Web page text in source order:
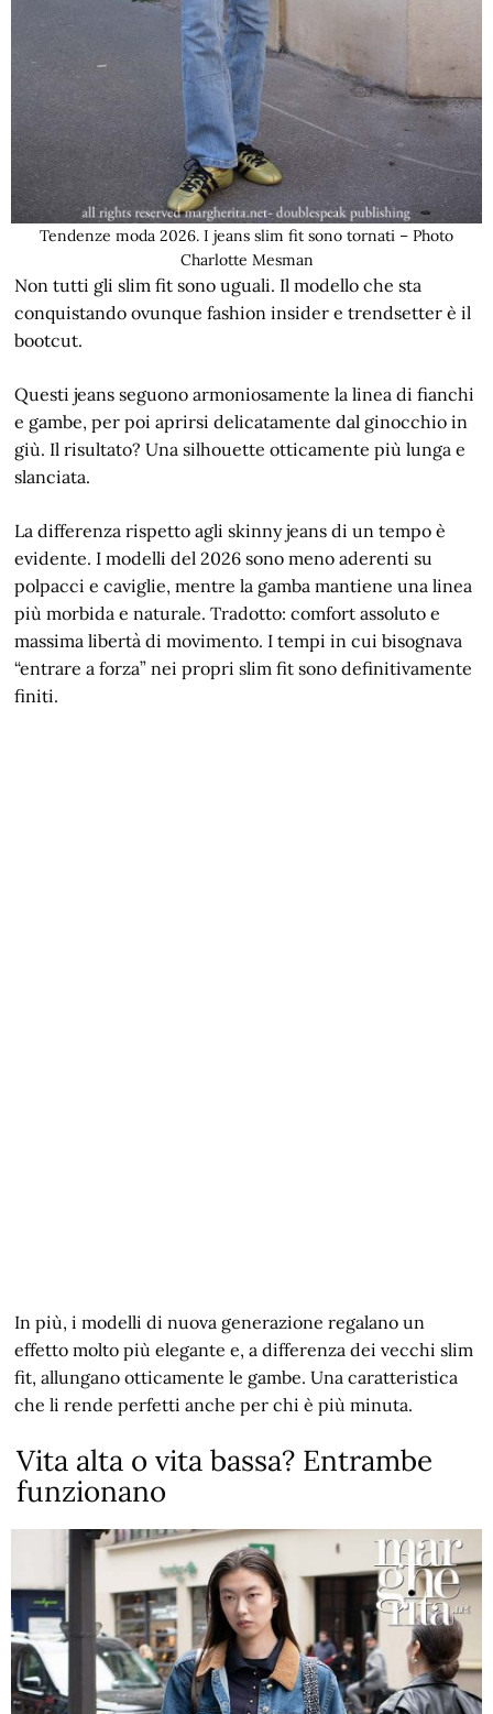
Tendenze moda 2026. I jeans slim fit sono tornati – Photo
Charlotte Mesman
Non tutti gli slim fit sono uguali. Il modello che sta
conquistando ovunque fashion insider e trendsetter è il
bootcut.
Questi jeans seguono armoniosamente la linea di fianchi
e gambe, per poi aprirsi delicatamente dal ginocchio in
giù. Il risultato? Una silhouette otticamente più lunga e
slanciata.
La differenza rispetto agli skinny jeans di un tempo è
evidente. I modelli del 2026 sono meno aderenti su
polpacci e caviglie, mentre la gamba mantiene una linea
più morbida e naturale. Tradotto: comfort assoluto e
massima libertà di movimento. I tempi in cui bisognava
“entrare a forza” nei propri slim fit sono definitivamente
finiti.
In più, i modelli di nuova generazione regalano un
effetto molto più elegante e, a differenza dei vecchi slim
fit, allungano otticamente le gambe. Una caratteristica
che li rende perfetti anche per chi è più minuta.
Vita alta o vita bassa? Entrambe
funzionano